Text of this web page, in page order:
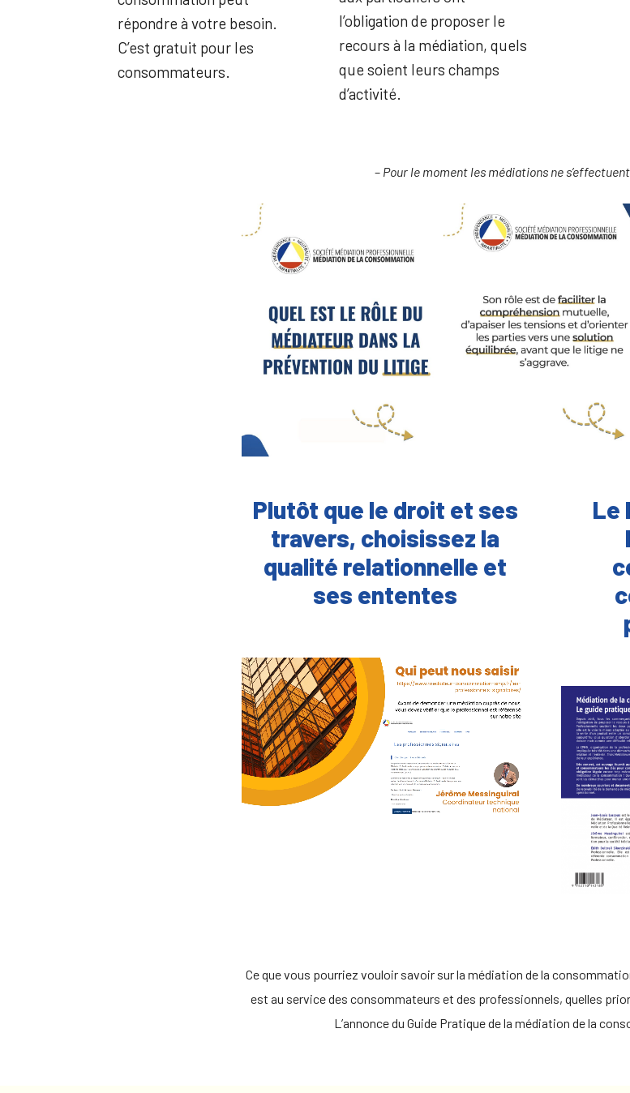
répondre à votre besoin.
C’est gratuit pour les
consommateurs.
l’obligation de proposer le
recours à la médiation, quels
que soient leurs champs
d’activité.
– Pour le moment les médiations ne
Plutôt que le droit et ses
travers, choisissez la
qualité relationnelle et
ses ententes
Le
Ce que vous pourriez vouloir savoir sur la médiation de la
est au service des consommateurs et des professionnels, quelles
L’annonce du Guide Pratique de la médiation de la